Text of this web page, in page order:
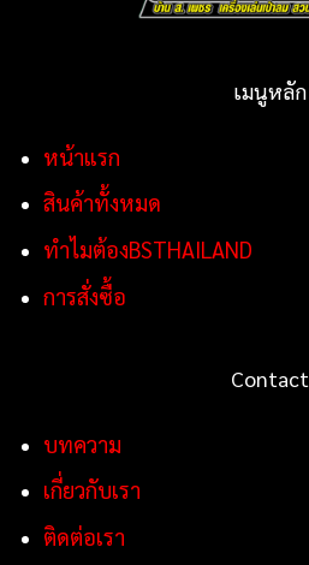
เมนูหลัก
หน้าแรก
สินค้าทั้งหมด
ทำไมต้องBSTHAILAND
การสั่งซื้อ
Contact
บทความ
เกี่ยวกับเรา
ติดต่อเรา